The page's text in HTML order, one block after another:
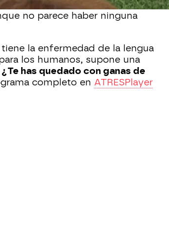
controles para ver si hay
no parece haber ninguna
la enfermedad de la lengua
los humanos, supone una
¿Te has quedado con ganas de
completo en ATRESPlayer